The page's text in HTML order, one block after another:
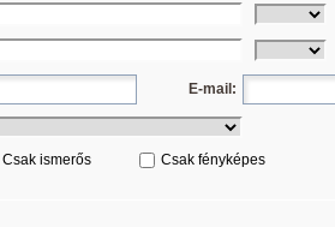
E-mail:
Csak ismerős
Csak fényképes